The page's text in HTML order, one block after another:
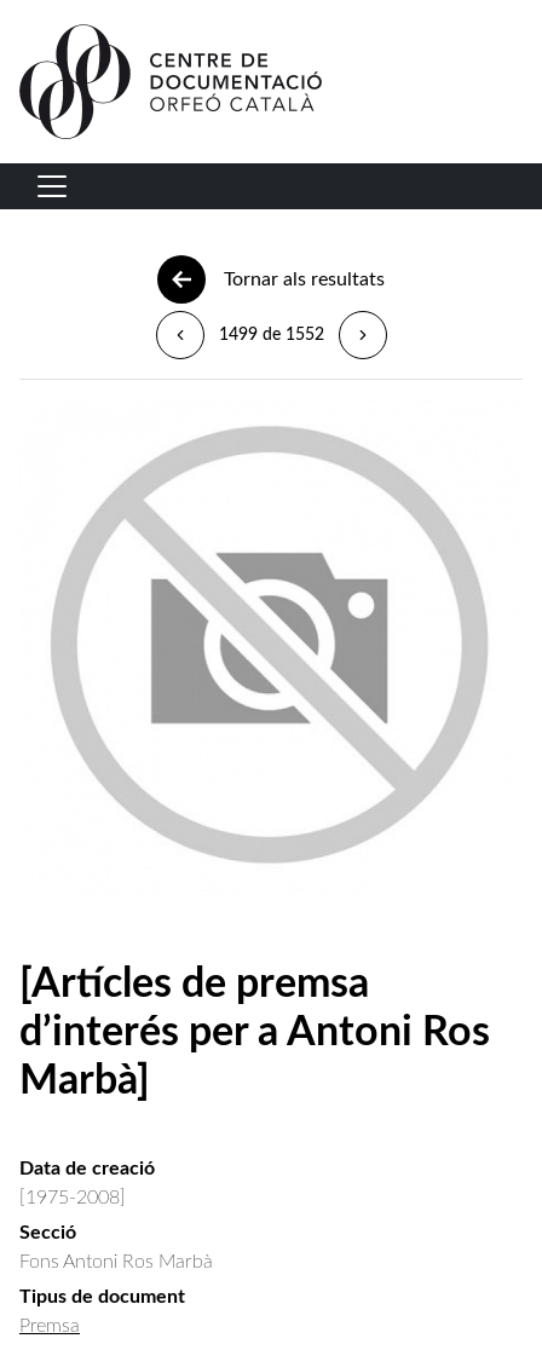
Vés al contingut
Navegació principal
Tornar als resultats
1499 de 1552
[Artícles de premsa
d’interés per a Antoni Ros
Marbà]
Data de creació
[1975-2008]
Secció
Fons Antoni Ros Marbà
Tipus de document
Premsa